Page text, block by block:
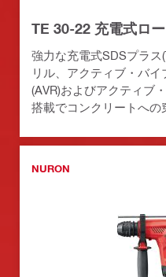
TE 30-22 充電式ロ
強力な充電式SDSプラス
リル、アクティブ・バ
(AVR)およびアクティブ
搭載でコンクリートへの
NURON